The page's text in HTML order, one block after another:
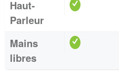
Haut-
Parleur
Mains
libres